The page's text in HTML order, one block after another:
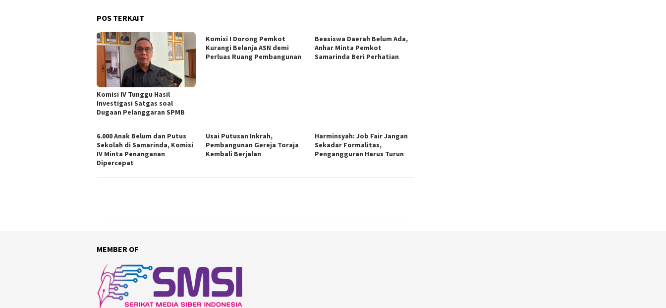
POS TERKAIT
Komisi IV Tunggu Hasil
Investigasi Satgas soal
Dugaan Pelanggaran SPMB
Komisi I Dorong Pemkot
Kurangi Belanja ASN demi
Perluas Ruang Pembangunan
Beasiswa Daerah Belum Ada,
Anhar Minta Pemkot
Samarinda Beri Perhatian
6.000 Anak Belum dan Putus
Sekolah di Samarinda, Komisi
IV Minta Penanganan
Dipercepat
Usai Putusan Inkrah,
Pembangunan Gereja Toraja
Kembali Berjalan
Harminsyah: Job Fair Jangan
Sekadar Formalitas,
Pengangguran Harus Turun
MEMBER OF